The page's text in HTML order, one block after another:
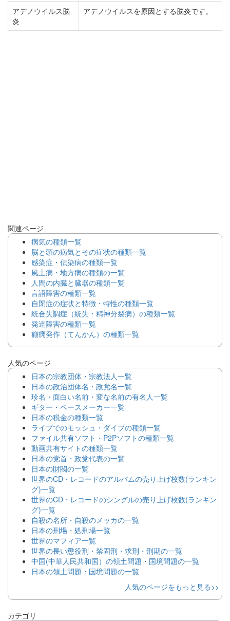
アデノウイルス脳
炎
アデノウイルスを原因とする脳炎です。
関連ページ
病気の種類一覧
脳と頭の病気とその症状の種類一覧
感染症・伝染病の種類一覧
風土病・地方病の種類の一覧
人間の内臓と臓器の種類一覧
言語障害の種類一覧
自閉症の症状と特徴・特性の種類一覧
統合失調症（統失・精神分裂病）の種類一覧
発達障害の種類一覧
癲癇発作（てんかん）の種類一覧
人気のページ
日本の宗教団体・宗教法人一覧
日本の政治団体名・政党名一覧
珍名・面白い名前・変な名前の有名人一覧
ギター・ベースメーカー一覧
日本の税金の種類一覧
ライブでのモッシュ・ダイブの種類一覧
ファイル共有ソフト・P2Pソフトの種類一覧
動画共有サイトの種類一覧
日本の党首・政党代表の一覧
日本の財閥の一覧
世界のCD・レコードのアルバムの売り上げ枚数(ランキン
グ)一覧
世界のCD・レコードのシングルの売り上げ枚数(ランキン
グ)一覧
自殺の名所・自殺のメッカの一覧
日本の刑場・処刑場一覧
世界のマフィア一覧
世界の長い懲役刑・禁固刑・求刑・刑期の一覧
中国(中華人民共和国）の領土問題・国境問題の一覧
日本の領土問題・国境問題の一覧
人気のページをもっと見る>>
カテゴリ